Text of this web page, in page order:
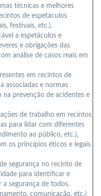
técnicas e melhores
de espetáculos
festivais, etc.).
a espetáculos e
e obrigações das
análise de casos reais em
em recintos de
associadas e normas
prevenção de acidentes e
de trabalho em recintos
para lidar com diferentes
ao público, etc.),
os princípios éticos e legais
segurança no recinto de
para identificar e
segurança de todos.
comunicação, etc.)